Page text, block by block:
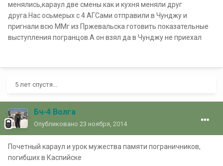
менялись,караул две смены как и кухня меняли друг
друга.Нас осьмерых с 4 АГСами отправили в Чунджу и
пригнали всю ММг из Пржевальска готовить показательные
выступления погранцов.А он взял да в Чунджу не приехал
5 лет спустя...
Бч-4 Волга
Опубликовано 23 ноября, 2014
Почетный караул и урок мужества памяти пограничников,
погибших в Каспийске